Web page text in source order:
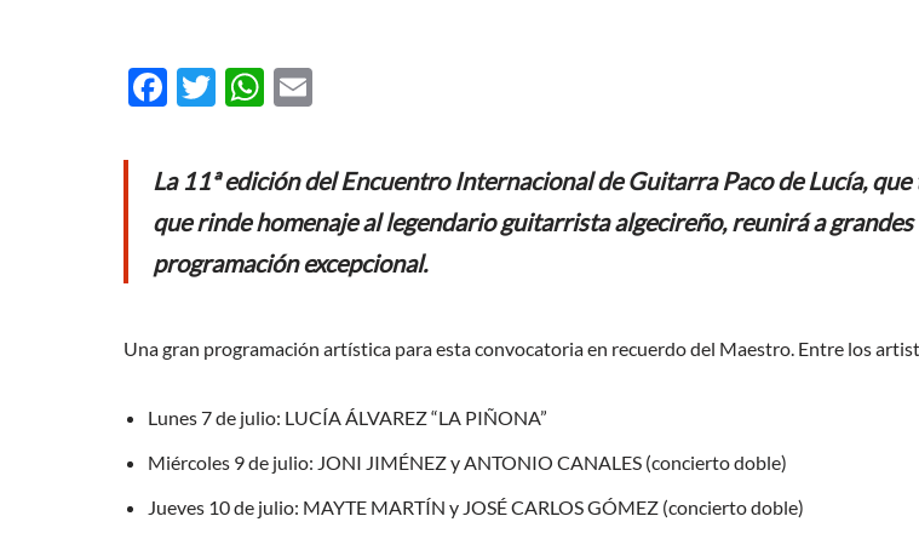
F
e
b
o
o
T
itt
er
W
at
s
A
p
ail
La 11ª edición del Encuentro Internacional de Guitarra Paco de Lucía,
que rinde homenaje al legendario guitarrista algecireño, reunirá a
programación excepcional.
Una gran programación artística para esta convocatoria en recuerdo del Maestro. Entre los
Lunes 7 de julio: LUCÍA ÁLVAREZ “LA PIÑONA”
Miércoles 9 de julio: JONI JIMÉNEZ y ANTONIO CANALES (concierto doble)
Jueves 10 de julio: MAYTE MARTÍN y JOSÉ CARLOS GÓMEZ (concierto doble)